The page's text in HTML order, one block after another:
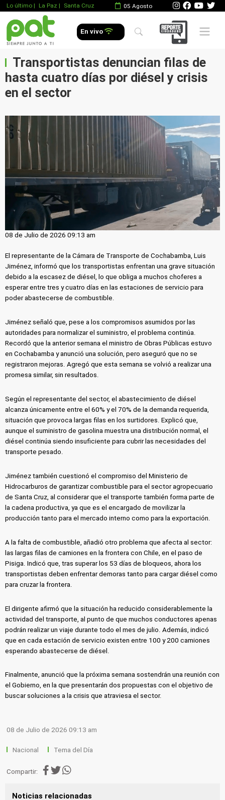
Lo último | La Paz | Santa Cruz 05 Agosto
En vivo Mobile
Transportistas denuncian filas de
hasta cuatro días por diésel y crisis
en el sector
08 de Julio de 2026 09:13 am
El representante de la Cámara de Transporte de Cochabamba, Luis
Jiménez, informó que los transportistas enfrentan una grave situación
debido a la escasez de diésel, lo que obliga a muchos choferes a
esperar entre tres y cuatro días en las estaciones de servicio para
poder abastecerse de combustible.
Jiménez señaló que, pese a los compromisos asumidos por las
autoridades para normalizar el suministro, el problema continúa.
Recordó que la anterior semana el ministro de Obras Públicas estuvo
en Cochabamba y anunció una solución, pero aseguró que no se
registraron mejoras. Agregó que esta semana se volvió a realizar una
promesa similar, sin resultados.
Según el representante del sector, el abastecimiento de diésel
alcanza únicamente entre el 60% y el 70% de la demanda requerida,
situación que provoca largas filas en los surtidores. Explicó que,
aunque el suministro de gasolina muestra una distribución normal, el
diésel continúa siendo insuficiente para cubrir las necesidades del
transporte pesado.
Jiménez también cuestionó el compromiso del Ministerio de
Hidrocarburos de garantizar combustible para el sector agropecuario
de Santa Cruz, al considerar que el transporte también forma parte de
la cadena productiva, ya que es el encargado de movilizar la
producción tanto para el mercado interno como para la exportación.
A la falta de combustible, añadió otro problema que afecta al sector:
las largas filas de camiones en la frontera con Chile, en el paso de
Pisiga. Indicó que, tras superar los 53 días de bloqueos, ahora los
transportistas deben enfrentar demoras tanto para cargar diésel como
para cruzar la frontera.
El dirigente afirmó que la situación ha reducido considerablemente la
actividad del transporte, al punto de que muchos conductores apenas
podrán realizar un viaje durante todo el mes de julio. Además, indicó
que en cada estación de servicio existen entre 100 y 200 camiones
esperando abastecerse de diésel.
Finalmente, anunció que la próxima semana sostendrán una reunión con
el Gobierno, en la que presentarán dos propuestas con el objetivo de
buscar soluciones a la crisis que atraviesa el sector.
08 de Julio de 2026 09:13 am
Nacional Tema del Día
Compartir:
Noticias relacionadas